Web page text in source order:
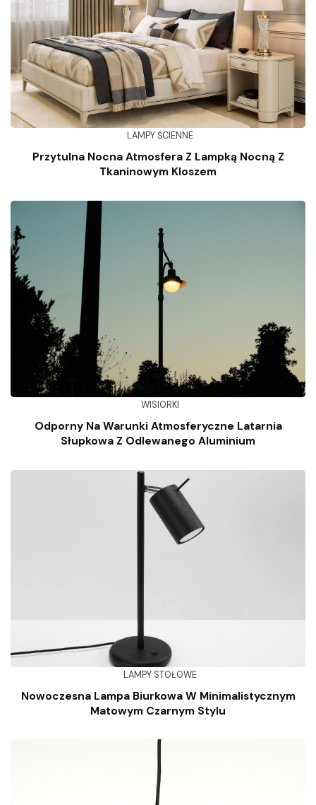
LAMPY ŚCIENNE
Przytulna Nocna Atmosfera Z Lampką Nocną Z
Tkaninowym Kloszem
WISIORKI
Odporny Na Warunki Atmosferyczne Latarnia
Słupkowa Z Odlewanego Aluminium
LAMPY STOŁOWE
Nowoczesna Lampa Biurkowa W Minimalistycznym
Matowym Czarnym Stylu